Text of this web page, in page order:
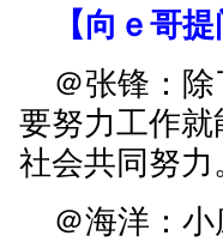
【向ｅ哥提
＠张锋：除
要努力工作
社会共同努力
＠海洋：小